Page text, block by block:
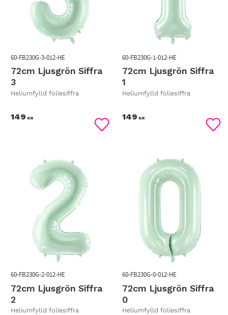
72cm Ljusgrön Siffra
3
Heliumfylld foliesiffra
60-FB230G-3-012-HE
149 KR
Lägg till i favoriter
72cm Ljusgrön Siffra
1
Heliumfylld foliesiffra
60-FB230G-1-012-HE
149 KR
72cm Ljusgrön Siffra
2
Heliumfylld foliesiffra
60-FB230G-2-012-HE
72cm Ljusgrön Siffra
0
Heliumfylld foliesiffra
60-FB230G-0-012-HE